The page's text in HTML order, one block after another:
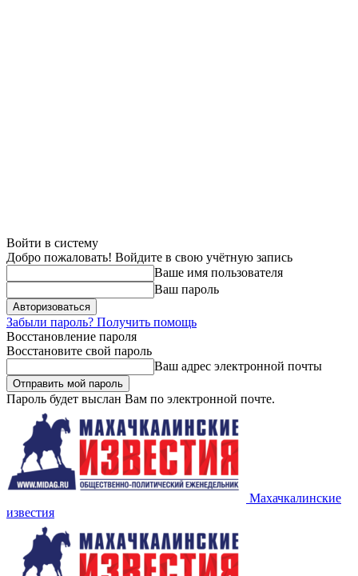
Войти в систему
Добро пожаловать! Войдите в свою учётную запись
Ваше имя пользователя
Ваш пароль
Забыли пароль? Получить помощь
Восстановление пароля
Восстановите свой пароль
Ваш адрес электронной почты
Пароль будет выслан Вам по электронной почте.
Махачкалинские
известия